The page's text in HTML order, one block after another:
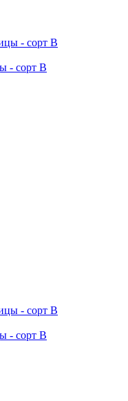
- сорт B
- сорт B